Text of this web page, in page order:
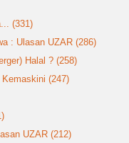
(331)
: Ulasan UZAR (286)
Halal ? (258)
(247)
UZAR (212)